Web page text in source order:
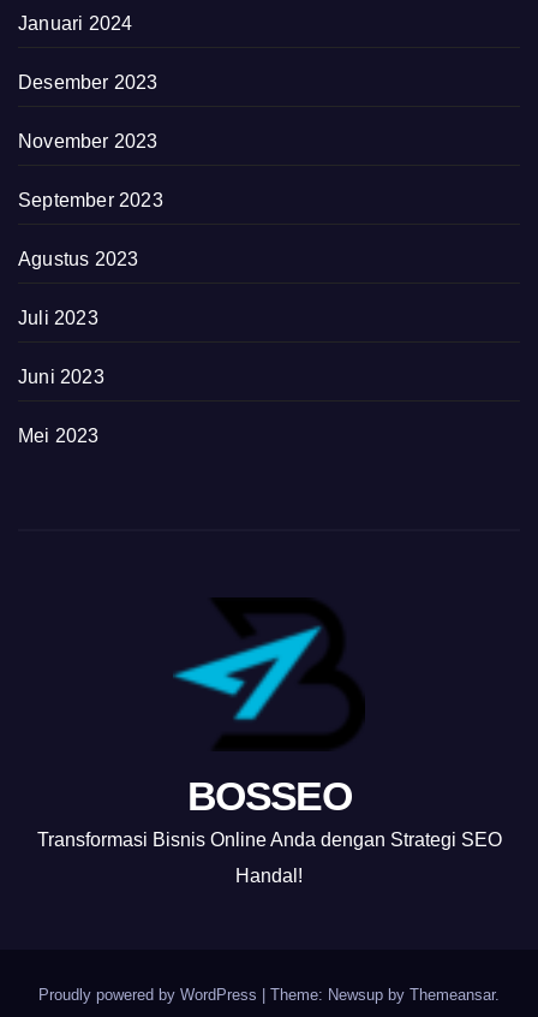
Januari 2024
Desember 2023
November 2023
September 2023
Agustus 2023
Juli 2023
Juni 2023
Mei 2023
BOSSEO
Transformasi Bisnis Online Anda dengan Strategi SEO
Handal!
Proudly powered by WordPress Theme: Newsup by Themeansar.